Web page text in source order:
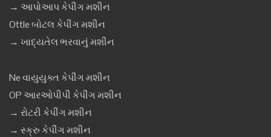
→ આપોઆપ કેપીંગ મશીન
Ottle બોટલ કેપીંગ મશીન
→ ખાદ્યતેલ ભરવાનું મશીન
Ne વાયુયુક્ત કેપીંગ મશીન
OP આરઓપીપી કેપીંગ મશીન
→ રોટરી કેપીંગ મશીન
→ સ્ક્રુ કેપીંગ મશીન